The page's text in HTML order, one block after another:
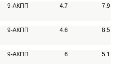
9-АКПП 4.7
7.9
9-АКПП 4.6
8.5
9-АКПП 6
5.1